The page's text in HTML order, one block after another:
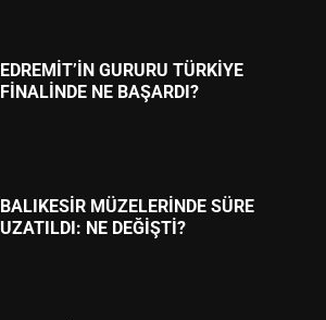
EDREMİT’İN GURURU TÜRKİYE
FİNALİNDE NE BAŞARDI?
BALIKESİR MÜZELERİNDE SÜRE
UZATILDI: NE DEĞİŞTİ?